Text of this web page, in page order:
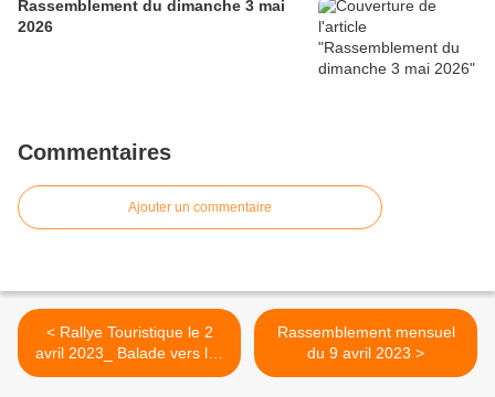
Rassemblement du dimanche 3 mai
2026
Commentaires
Ajouter un commentaire
< Rallye Touristique le 2
avril 2023_ Balade vers les
portes Euréliennes de l'Ile
Rassemblement mensuel
du 9 avril 2023 >